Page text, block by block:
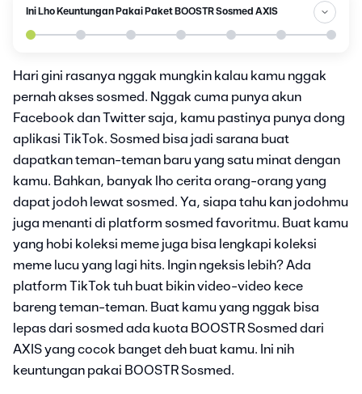
Ini Lho Keuntungan Pakai Paket BOOSTR Sosmed AXIS
Hari gini rasanya nggak mungkin kalau kamu nggak
pernah akses sosmed. Nggak cuma punya akun
Facebook dan Twitter saja, kamu pastinya punya dong
aplikasi TikTok. Sosmed bisa jadi sarana buat
dapatkan teman-teman baru yang satu minat dengan
kamu. Bahkan, banyak lho cerita orang-orang yang
dapat jodoh lewat sosmed. Ya, siapa tahu kan jodohmu
juga menanti di platform sosmed favoritmu. Buat kamu
yang hobi koleksi meme juga bisa lengkapi koleksi
meme lucu yang lagi hits. Ingin ngeksis lebih? Ada
platform TikTok tuh buat bikin video-video kece
bareng teman-teman. Buat kamu yang nggak bisa
lepas dari sosmed ada kuota BOOSTR Sosmed dari
AXIS yang cocok banget deh buat kamu. Ini nih
keuntungan pakai BOOSTR Sosmed.